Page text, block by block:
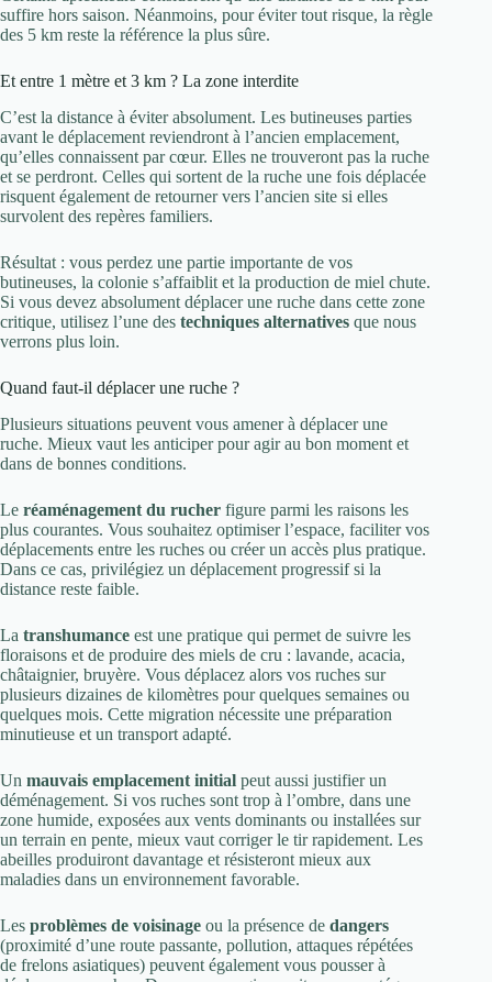
suffire hors saison. Néanmoins, pour éviter tout risque, la règle
des 5 km reste la référence la plus sûre.
Et entre 1 mètre et 3 km ? La zone interdite
C’est la distance à éviter absolument. Les butineuses parties
avant le déplacement reviendront à l’ancien emplacement,
qu’elles connaissent par cœur. Elles ne trouveront pas la ruche
et se perdront. Celles qui sortent de la ruche une fois déplacée
risquent également de retourner vers l’ancien site si elles
survolent des repères familiers.
Résultat : vous perdez une partie importante de vos
butineuses, la colonie s’affaiblit et la production de miel chute.
Si vous devez absolument déplacer une ruche dans cette zone
critique, utilisez l’une des techniques alternatives que nous
verrons plus loin.
Quand faut-il déplacer une ruche ?
Plusieurs situations peuvent vous amener à déplacer une
ruche. Mieux vaut les anticiper pour agir au bon moment et
dans de bonnes conditions.
Le réaménagement du rucher figure parmi les raisons les
plus courantes. Vous souhaitez optimiser l’espace, faciliter vos
déplacements entre les ruches ou créer un accès plus pratique.
Dans ce cas, privilégiez un déplacement progressif si la
distance reste faible.
La transhumance est une pratique qui permet de suivre les
floraisons et de produire des miels de cru : lavande, acacia,
châtaignier, bruyère. Vous déplacez alors vos ruches sur
plusieurs dizaines de kilomètres pour quelques semaines ou
quelques mois. Cette migration nécessite une préparation
minutieuse et un transport adapté.
Un mauvais emplacement initial peut aussi justifier un
déménagement. Si vos ruches sont trop à l’ombre, dans une
zone humide, exposées aux vents dominants ou installées sur
un terrain en pente, mieux vaut corriger le tir rapidement. Les
abeilles produiront davantage et résisteront mieux aux
maladies dans un environnement favorable.
Les problèmes de voisinage ou la présence de dangers
(proximité d’une route passante, pollution, attaques répétées
de frelons asiatiques) peuvent également vous pousser à